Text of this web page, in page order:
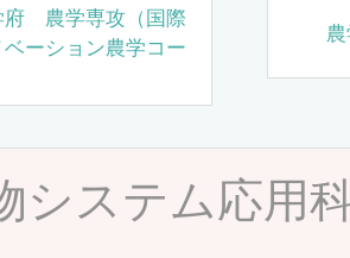
府 農学専攻（国際
ベーション農学コー
システム応用